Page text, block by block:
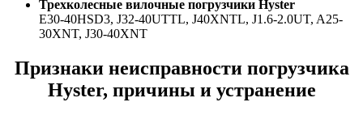
Трехколесные вилочные погрузчики Hyster
E30-40HSD3, J32-40UTTL, J40XNTL, J1.6-2.0UT, A25-
30XNT, J30-40XNT
Признаки неисправности погрузчика
Hyster, причины и устранение